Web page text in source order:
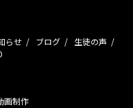
らせ ブログ
生徒の声
画制作